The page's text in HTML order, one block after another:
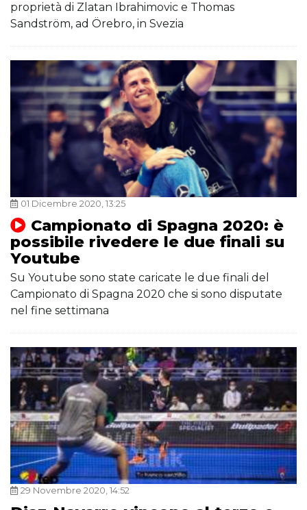
proprietà di Zlatan Ibrahimovic e Thomas
Sandström, ad Örebro, in Svezia
01 Dicembre 2020, 13:25
Campionato di Spagna 2020: è
possibile rivedere le due finali su
Youtube
Su Youtube sono state caricate le due finali del
Campionato di Spagna 2020 che si sono disputate
nel fine settimana
29 Novembre 2020, 14:52